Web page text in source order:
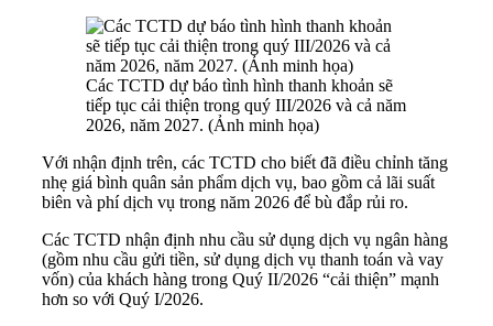
Các TCTD dự báo tình hình thanh khoản sẽ
tiếp tục cải thiện trong quý III/2026 và cả năm
2026, năm 2027. (Ảnh minh họa)
Với nhận định trên, các TCTD cho biết đã điều chỉnh tăng
nhẹ giá bình quân sản phẩm dịch vụ, bao gồm cả lãi suất
biên và phí dịch vụ trong năm 2026 để bù đắp rủi ro.
Các TCTD nhận định nhu cầu sử dụng dịch vụ ngân hàng
(gồm nhu cầu gửi tiền, sử dụng dịch vụ thanh toán và vay
vốn) của khách hàng trong Quý II/2026 “cải thiện” mạnh
hơn so với Quý I/2026.